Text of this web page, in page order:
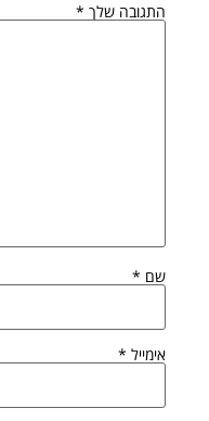
התגובה שלך *
שם *
אימייל *